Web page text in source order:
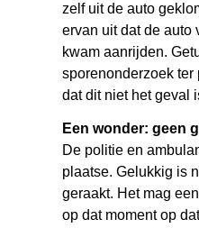
zelf uit de auto
ervan uit dat de auto
kwam aanrijden.
sporenonderzoek ter
dat dit niet het geval
Een wonder: geen
De politie en
plaatse. Gelukkig is
geraakt. Het mag
op dat moment op